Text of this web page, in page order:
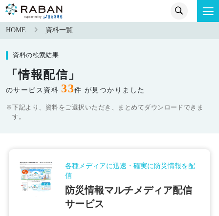
HOME 資料一覧
資料の検索結果
「情報配信」
のサービス資料 33件 が見つかりました
※下記より、資料をご選択いただき、まとめてダウンロードできま
す。
各種メディアに迅速・確実に防災情報を配
信
防災情報マルチメディア配信
サービス